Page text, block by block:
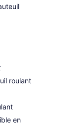
roulant
en